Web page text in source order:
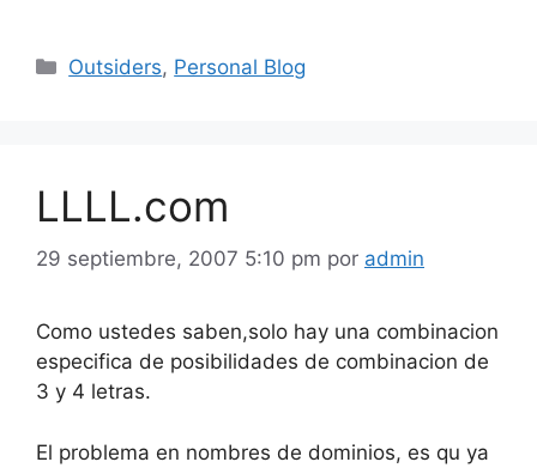
Categorías
Outsiders, Personal Blog
LLLL.com
29 septiembre, 2007 5:10 pm por admin
Como ustedes saben,solo hay una combinacion
especifica de posibilidades de combinacion de
3 y 4 letras.
El problema en nombres de dominios, es qu ya